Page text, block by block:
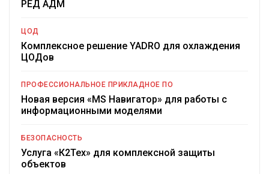
РЕД АДМ
ЦОД
Комплексное решение YADRO для охлаждения
ЦОДов
ПРОФЕССИОНАЛЬНОЕ ПРИКЛАДНОЕ ПО
Новая версия «MS Навигатор» для работы с
информационными моделями
БЕЗОПАСНОСТЬ
Услуга «К2Тех» для комплексной защиты
объектов